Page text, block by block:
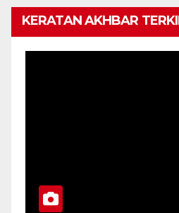
KERATAN AKHBAR